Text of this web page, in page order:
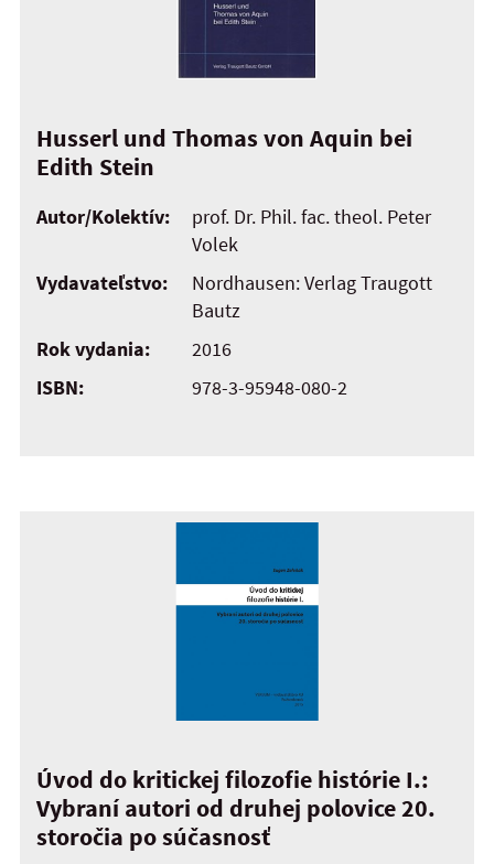
Husserl und Thomas von Aquin bei
Edith Stein
Autor/Kolektív:
prof. Dr. Phil. fac. theol. Peter
Volek
Vydavateľstvo:
Nordhausen: Verlag Traugott
Bautz
Rok vydania:
2016
ISBN:
978-3-95948-080-2
Úvod do kritickej filozofie histórie I.:
Vybraní autori od druhej polovice 20.
storočia po súčasnosť